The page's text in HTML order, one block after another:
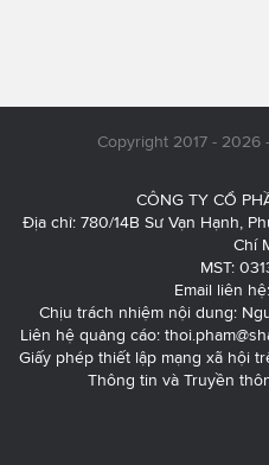
Copyright 2017 - 2026
CÔNG TY CỔ
Địa chỉ: 780/14B Sư Vạn Hạnh,
Chí
MST:
Email liên hệ:
Chịu trách nhiệm nội dung:
Liên hệ quảng cáo:
Giấy phép thiết lập mạng xã hội
Thông tin và Truyền